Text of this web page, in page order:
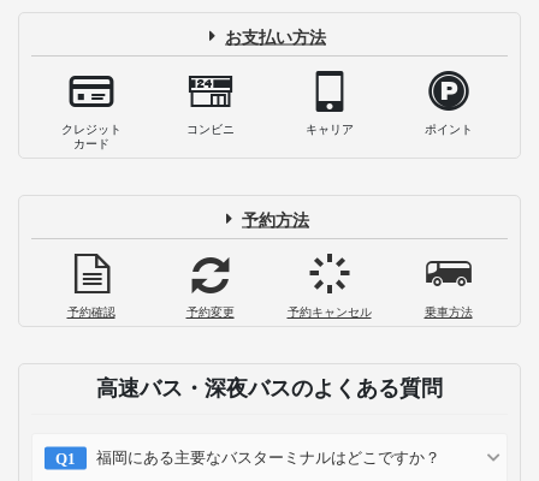
お支払い方法
クレジット
カード
コンビニ キャリア ポイント
予約方法
予約確認 予約変更 予約キャンセル 乗車方法
高速バス・深夜バスのよくある質問
福岡にある主要なバスターミナルはどこですか？